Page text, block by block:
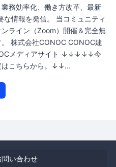
務効率化、働き方改革、最新
な情報を発信。 当コミュニティ
ライン（Zoom）開催＆完全無
株式会社CONOC CONOC建
メディアサイト ↓↓↓↓↓今
はこちらから。↓↓...
問い合わせ